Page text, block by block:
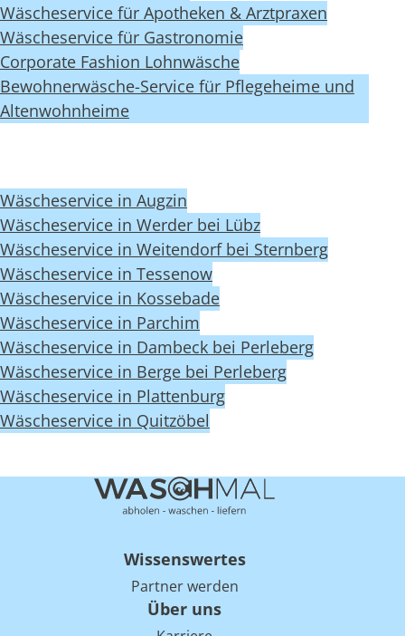
Wäscheservice für Apotheken & Arztpraxen
Wäscheservice für Gastronomie
Corporate Fashion Lohnwäsche
Bewohnerwäsche-Service für Pflegeheime und
Altenwohnheime
Wäscheservice in Augzin
Wäscheservice in Werder bei Lübz
Wäscheservice in Weitendorf bei Sternberg
Wäscheservice in Tessenow
Wäscheservice in Kossebade
Wäscheservice in Parchim
Wäscheservice in Dambeck bei Perleberg
Wäscheservice in Berge bei Perleberg
Wäscheservice in Plattenburg
Wäscheservice in Quitzöbel
Wissenswertes
Partner werden
Über uns